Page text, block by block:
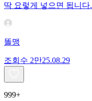
딱 요렇게 넣으면 됩니다.
똘맹
조회수 2만25.08.29
999+